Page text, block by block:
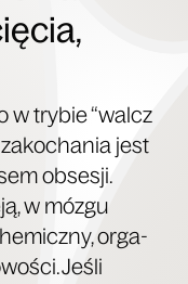
w try­bie “walcz
jest
obse­sji.
w mózgu
orga­
Jeśli